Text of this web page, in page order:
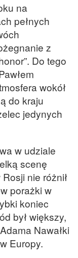
na
pełnych
z
Do tego
wokół
do kraju
jedynych
w udziale
scenę
nie różnił
porażki w
koniec
był większy,
Nawałki
Europy.